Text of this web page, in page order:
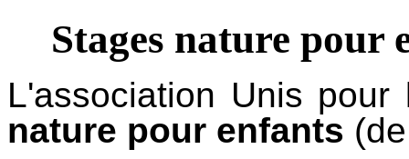
Stages nature pour
L'association Unis
nature pour enfants